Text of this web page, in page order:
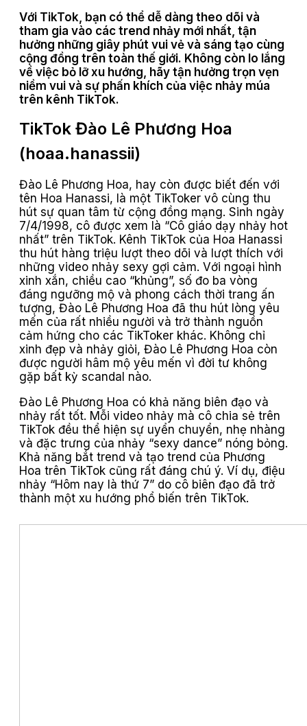
Với TikTok, bạn có thể dễ dàng theo dõi và
tham gia vào các trend nhảy mới nhất, tận
hưởng những giây phút vui vẻ và sáng tạo cùng
cộng đồng trên toàn thế giới. Không còn lo lắng
về việc bỏ lỡ xu hướng, hãy tận hưởng trọn vẹn
niềm vui và sự phấn khích của việc nhảy múa
trên kênh TikTok.
TikTok Đào Lê Phương Hoa
(hoaa.hanassii)
Đào Lê Phương Hoa, hay còn được biết đến với
tên Hoa Hanassi, là một TikToker vô cùng thu
hút sự quan tâm từ cộng đồng mạng. Sinh ngày
7/4/1998, cô được xem là “Cô giáo dạy nhảy hot
nhất” trên TikTok. Kênh TikTok của Hoa Hanassi
thu hút hàng triệu lượt theo dõi và lượt thích với
những video nhảy sexy gợi cảm. Với ngoại hình
xinh xắn, chiều cao “khủng”, số đo ba vòng
đáng ngưỡng mộ và phong cách thời trang ấn
tượng, Đào Lê Phương Hoa đã thu hút lòng yêu
mến của rất nhiều người và trở thành nguồn
cảm hứng cho các TikToker khác. Không chỉ
xinh đẹp và nhảy giỏi, Đào Lê Phương Hoa còn
được người hâm mộ yêu mến vì đời tư không
gặp bất kỳ scandal nào.
Đào Lê Phương Hoa có khả năng biên đạo và
nhảy rất tốt. Mỗi video nhảy mà cô chia sẻ trên
TikTok đều thể hiện sự uyển chuyển, nhẹ nhàng
và đặc trưng của nhảy “sexy dance” nóng bỏng.
Khả năng bắt trend và tạo trend của Phương
Hoa trên TikTok cũng rất đáng chú ý. Ví dụ, điệu
nhảy “Hôm nay là thứ 7” do cô biên đạo đã trở
thành một xu hướng phổ biến trên TikTok.